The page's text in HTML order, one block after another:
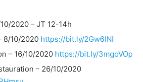
2020 – JT 12-14h
8/10/2020 https://bit.ly/2Gw6INI
– 16/10/2020 https://bit.ly/3mgoVOp
– 26/10/2020